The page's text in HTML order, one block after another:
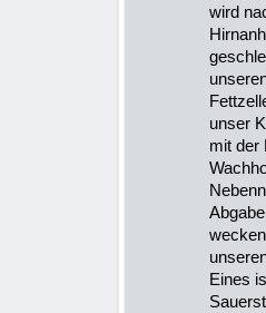
wird
unser
mit der
wecken
Eines